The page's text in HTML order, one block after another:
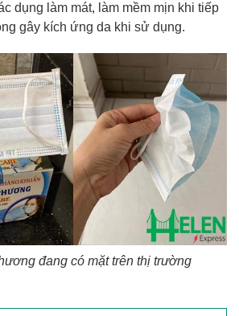
dụng làm mát, làm mềm mịn khi tiếp
gây kích ứng da khi sử dụng.
đang có mặt trên thị trường